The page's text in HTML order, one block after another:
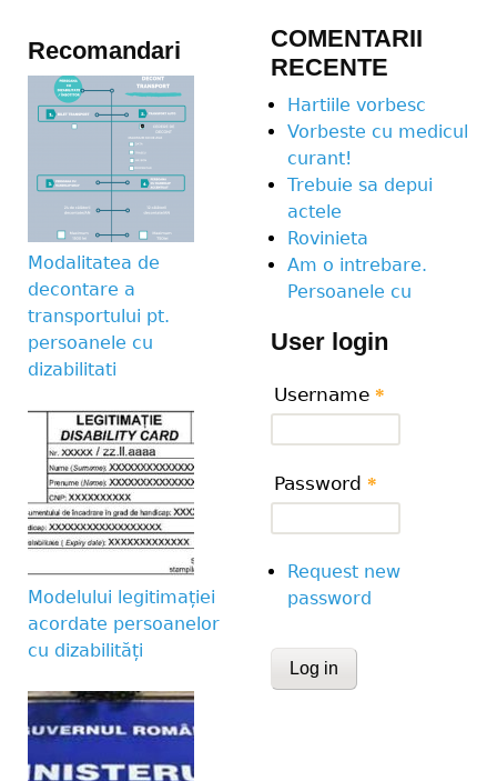
Recomandari
Modalitatea de
decontare a
transportului pt.
persoanele cu
dizabilitati
Modelului legitimației
acordate persoanelor
cu dizabilități
COMENTARII
RECENTE
Hartiile vorbesc
Vorbeste cu medicul
curant!
Trebuie sa depui
actele
Rovinieta
Am o intrebare.
Persoanele cu
User login
Username *
Password *
Request new
password
CAPTCHA